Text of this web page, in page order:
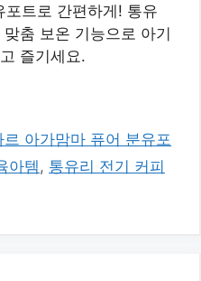
포트로 간편하게! 통유
춤 보온 기능으로 아기
즐기세요.
르 아가맘마 퓨어 분유포
아템 , 통유리 전기 커피